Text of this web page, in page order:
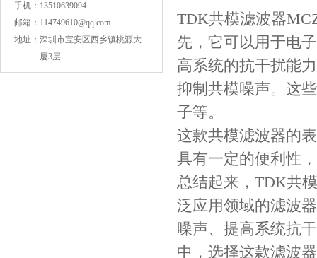
手机： 13510639094
邮箱： 114749610@qq.com
地址： 深圳市宝安区西乡镇桃源大
厦3层
TDK共模滤波器
先，它可以用于电
高系统的抗干扰能
抑制共模噪声。这
子等。
这款共模滤波器的
具有一定的便利性
总结起来，TDK共
泛应用领域的滤波
噪声、提高系统抗
中，选择这款滤波